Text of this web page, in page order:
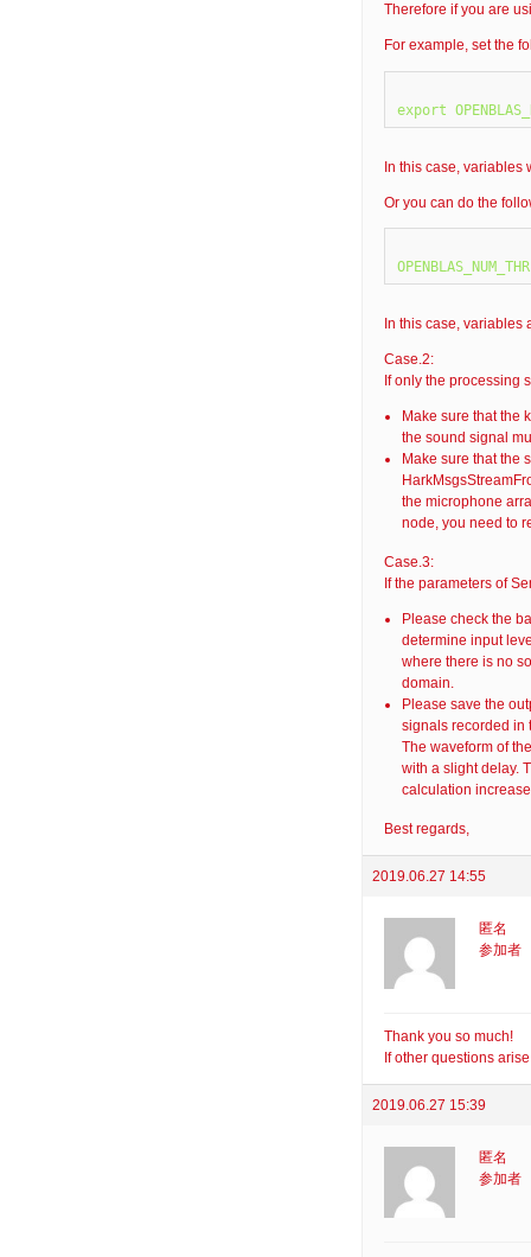
Therefore if you are
For example, set the
In this case, variables
Or you can do the
In this case, variables
Case.2:
If only the processing
Make sure that the
the sound signal
Make sure that the
the microphone
node, you need to
Case.3:
If the parameters of
Please check the
determine input
where there is no
domain.
Please save the
signals recorded in
The waveform of
with a slight delay.
calculation
Best regards,
2019.06.27 14:55
匿名
参加者
Thank you so much!
If other questions
2019.06.27 15:39
匿名
参加者